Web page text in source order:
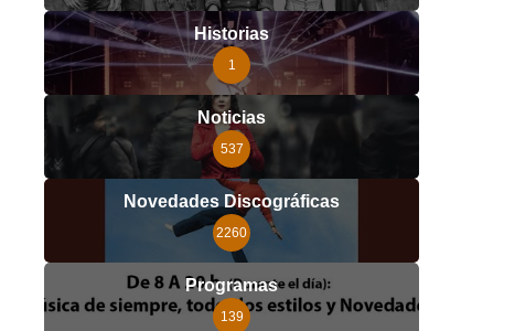
Historias
1
Noticias
537
Novedades Discográficas
2260
Programas
139